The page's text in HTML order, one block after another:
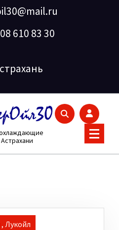
610 83 30
, Лукойл